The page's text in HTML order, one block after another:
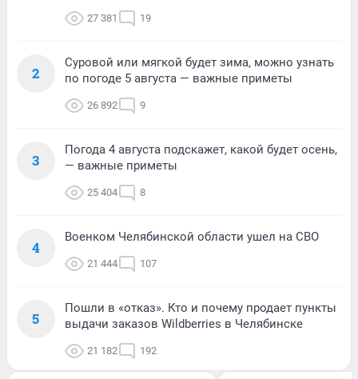
27 381 19
2
Суровой или мягкой будет зима, можно узнать
по погоде 5 августа — важные приметы
26 892 9
3
Погода 4 августа подскажет, какой будет осень,
— важные приметы
25 404 8
4
Военком Челябинской области ушел на СВО
21 444 107
5
Пошли в «отказ». Кто и почему продает пункты
выдачи заказов Wildberries в Челябинске
21 182 192